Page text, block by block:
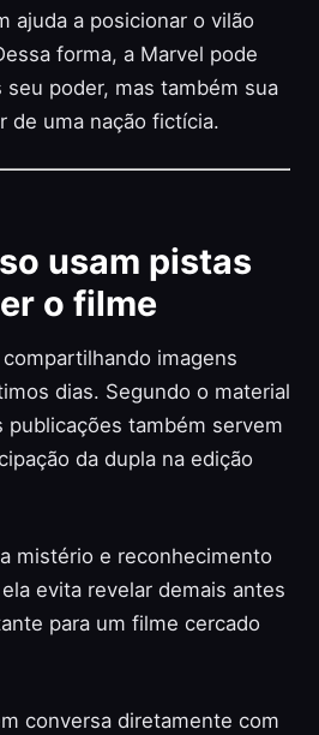
ajuda a posicionar o vilão
forma, a Marvel pode
seu poder, mas também sua
de uma nação fictícia.
usam pistas
o filme
imagens
dias. Segundo o material
publicações também servem
da dupla na edição
mistério e reconhecimento
evita revelar demais antes
para um filme cercado
conversa diretamente com